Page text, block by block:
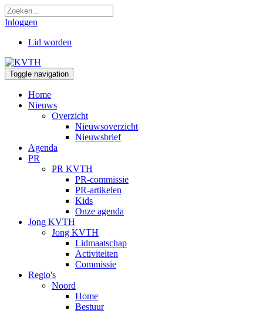
Inloggen
Lid worden
Toggle navigation
Home
Nieuws
Overzicht
Nieuwsoverzicht
Nieuwsbrief
Agenda
PR
PR KVTH
PR-commissie
PR-artikelen
Kids
Onze agenda
Jong KVTH
Jong KVTH
Lidmaatschap
Activiteiten
Commissie
Regio's
Noord
Home
Bestuur